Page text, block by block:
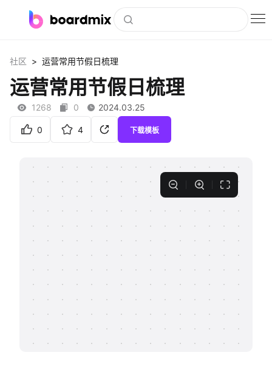
社区资源
下载
私有化部署
客户案例
支持
知识分享社区
社区 > 运营常用节假日梳理
运营常用节假日梳理
1268 0 2024.03.25
0 4 下载模板